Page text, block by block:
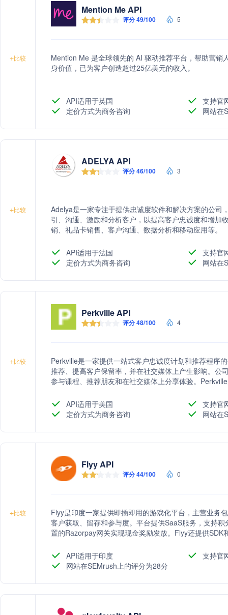
+比较
Mention Me API
评分 49/100 5
Mention Me 是全球领先的 AI 驱动推荐平台，帮助营销
身价值，已为客户创造超过25亿美元的收入。
API适用于英国
支持官
定价方式为商务咨询
网站在
+比较
ADELYA API
评分 46/100 3
Adelya是一家专注于提供忠诚度软件和解决方案的公司
引、沟通、激励和分析客户，以提高客户忠诚度和增加
销、礼品卡销售、客户沟通、数据分析和移动应用等。
API适用于法国
支持官
定价方式为商务咨询
网站在
+比较
Perkville API
评分 48/100 4
Perkville是一家提供一站式客户忠诚度计划和推荐程序
推荐、提高客户保留率，并在社交媒体上产生影响。公
参与课程、推荐朋友和在社交媒体上分享体验。
API适用于美国
支持官
定价方式为商务咨询
网站在
+比较
Flyy API
评分 44/100 0
Flyy是印度一家提供即插即用的游戏化平台，主营业务
客户获取、留存和参与度。平台提供SaaS服务，支持
置的Razorpay网关实现现金奖励发放。Flyy还提供
API适用于印度
支持官
网站在SEMrush上的评分为28分